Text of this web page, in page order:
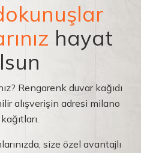
hayat
Rengarenk duvar kağıdı
alışverişin adresi milano
size özel avantajlı